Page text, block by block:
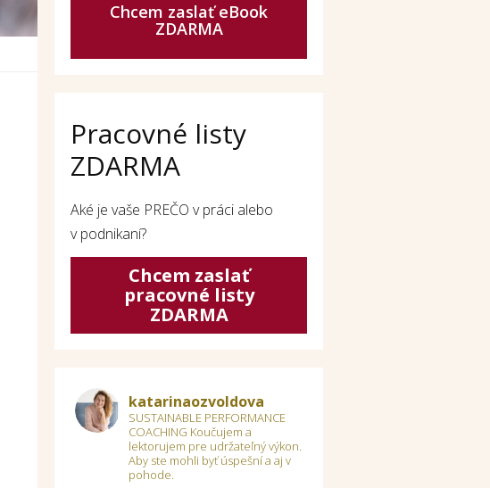
Chcem zaslať eBook
ZDARMA
Pracovné listy
ZDARMA
Aké je vaše PREČO v práci alebo
v podnikaní?
Chcem zaslať
pracovné listy
ZDARMA
katarinaozvoldova
SUSTAINABLE PERFORMANCE
COACHING Koučujem a
lektorujem pre udržateľný výkon.
Aby ste mohli byť úspešní a aj v
pohode.